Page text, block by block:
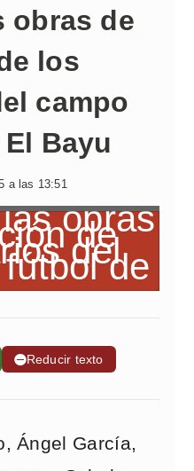
obras de
los
campo
Bayu
a las 13:51
➖Reducir texto
Ángel García,